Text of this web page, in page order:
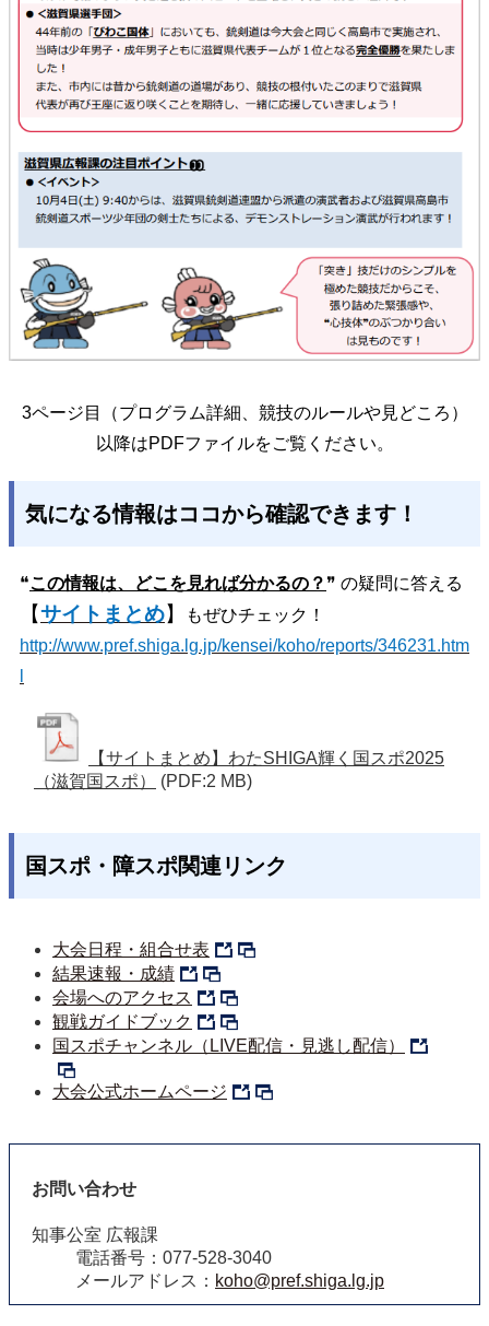
3ページ目（プログラム詳細、競技のルールや見どころ）
以降はPDFファイルをご覧ください。
気になる情報はココから確認できます！
❝この情報は、どこを見れば分かるの？ ❞ の疑問に答える
【サイトまとめ】
もぜひチェック！
http://www.pref.shiga.lg.jp/kensei/koho/reports/346231.htm
【サイトまとめ】わたSHIGA輝く国スポ2025
（滋賀国スポ）
(PDF:2 MB)
国スポ・障スポ関連リンク
大会日程・組合せ表
結果速報・成績
会場へのアクセス
観戦ガイドブック
国スポチャンネル（LIVE配信・見逃し配信）
大会公式ホームページ
お問い合わせ
知事公室 広報課
電話番号：077-528-3040
メールアドレス： koho@pref.shiga.lg.jp